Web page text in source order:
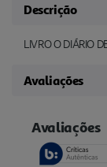
Descrição
LIVRO O DIÁRIO
Avaliações